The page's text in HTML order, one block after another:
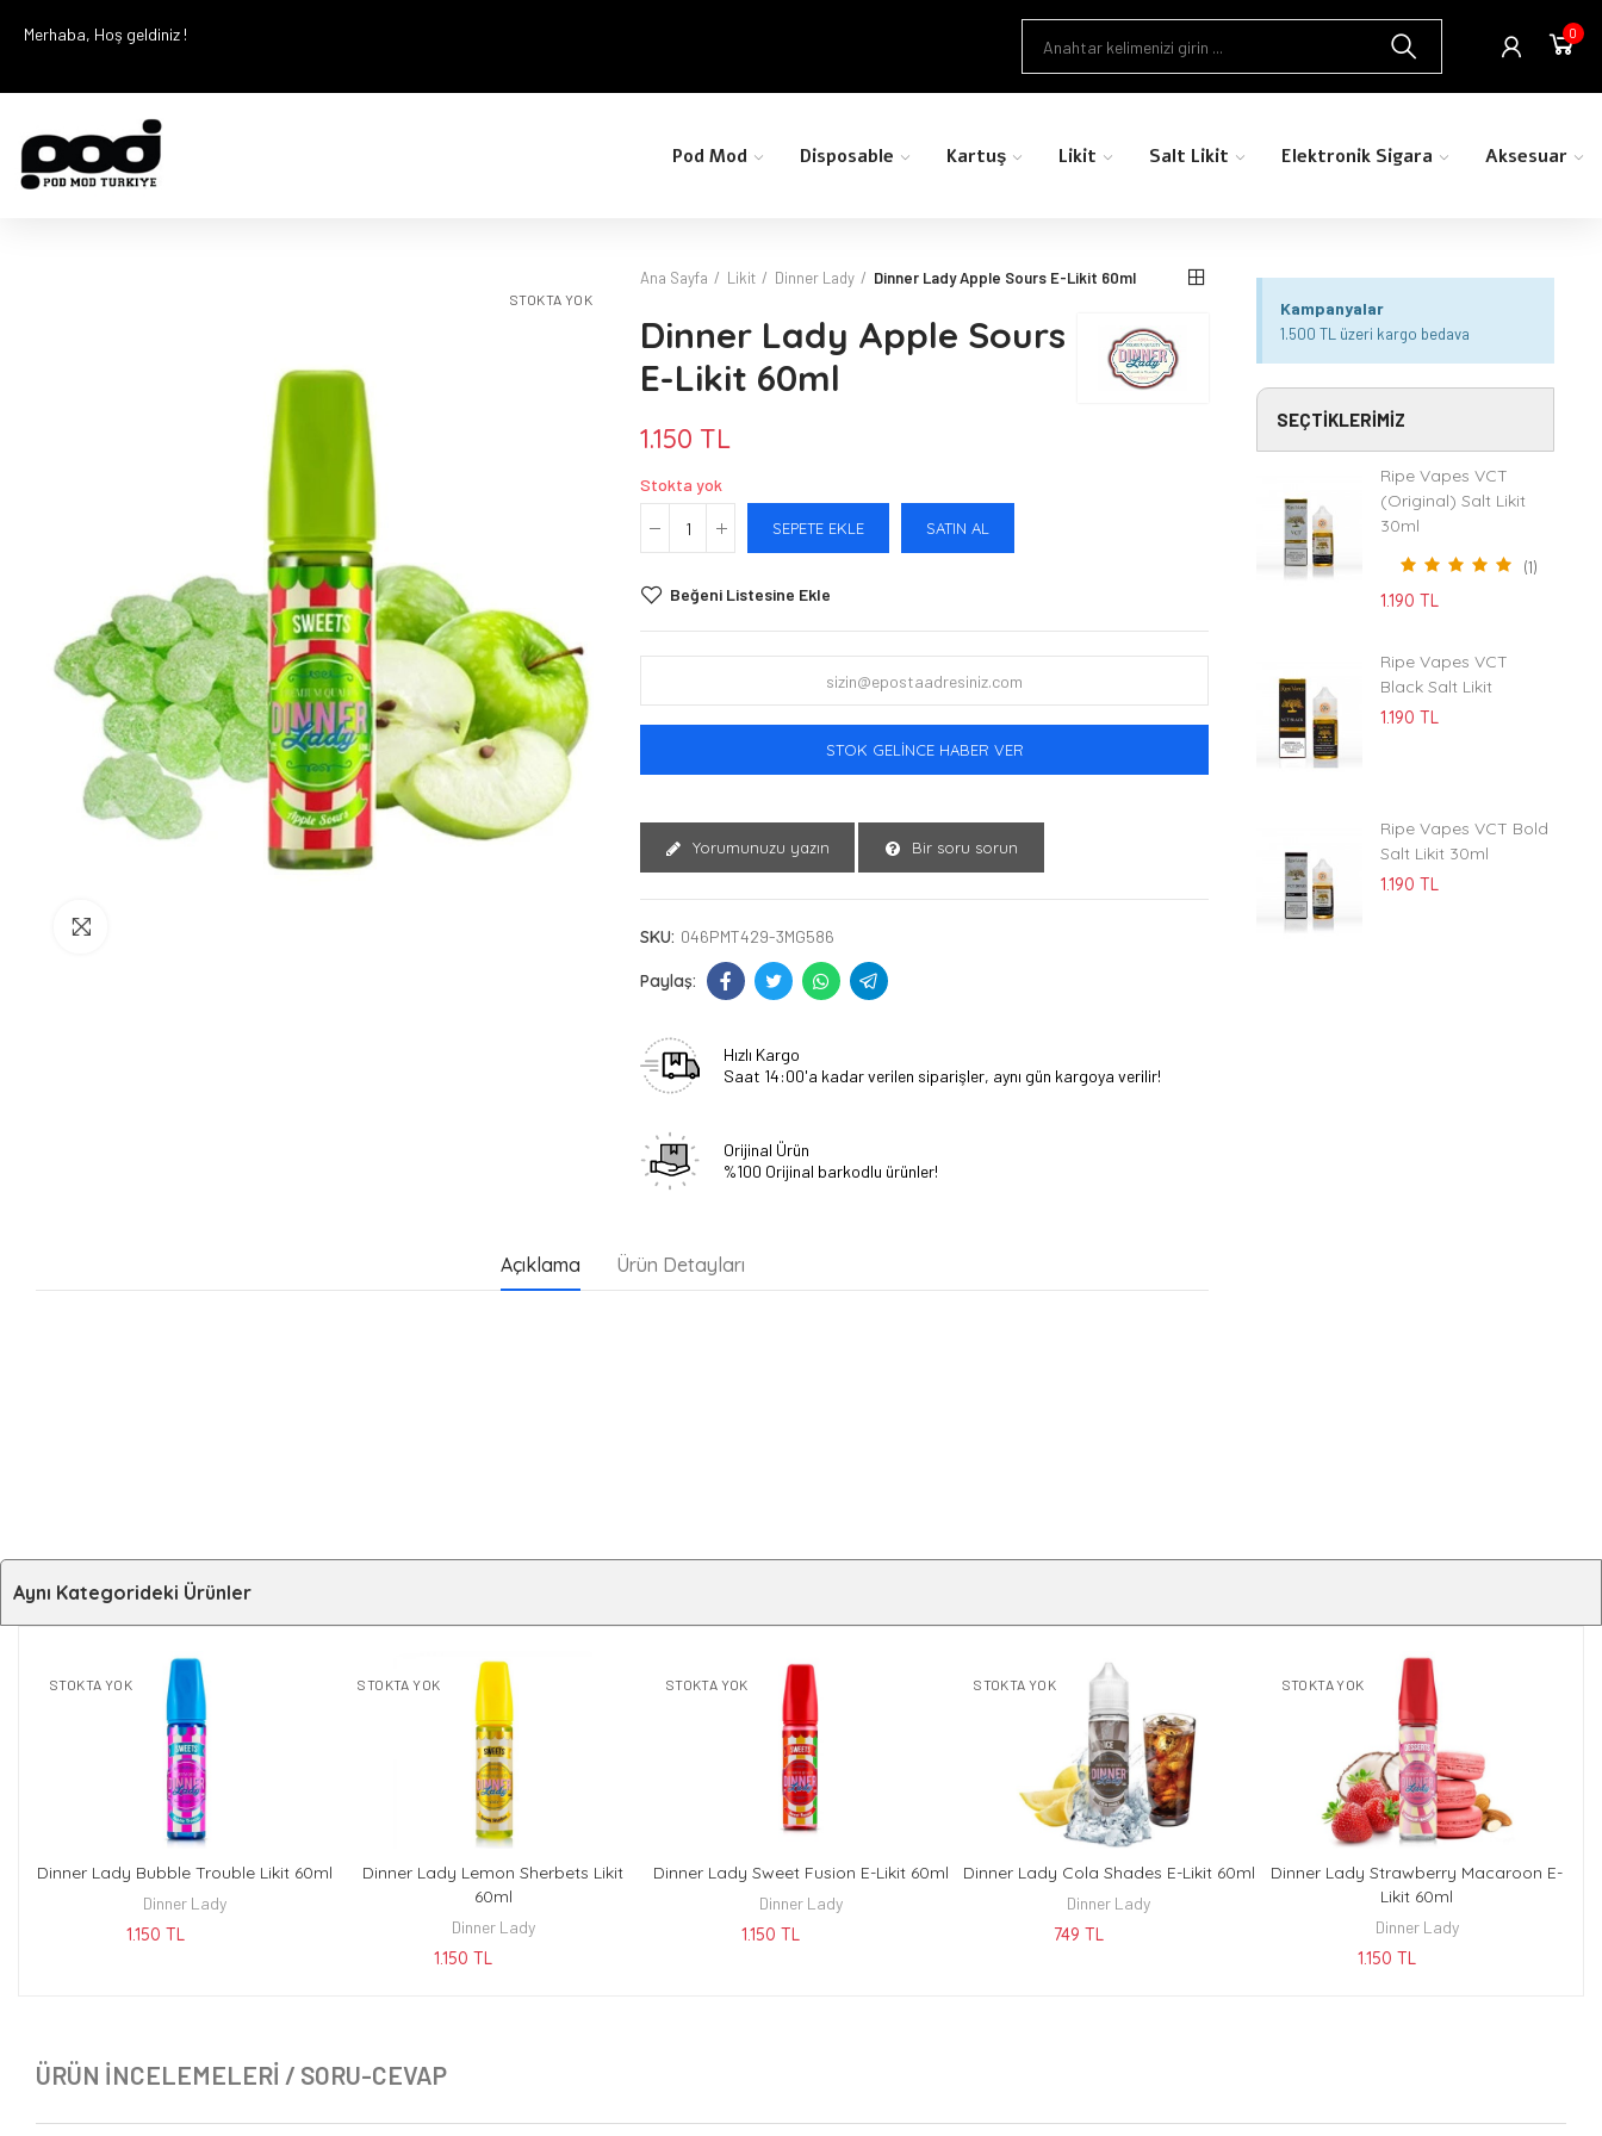
Merhaba, Hoş geldiniz ! 0
Pod Mod Disposable Kartuş Likit Salt Likit Elektronik Sigara Aksesuar
STOKTA YOK
Ana Sayfa Likit Dinner Lady Dinner Lady Apple Sours E-Likit 60ml
Dinner Lady Apple Sours
E-Likit 60ml
1.150 TL
Stokta yok
SEPETE EKLE SATIN AL
Beğeni Listesine Ekle
STOK GELINCE HABER VER
Yorumunuzu yazın Bir soru sorun
SKU: 046PMT429-3MG586
Hızlı Kargo
Saat 14:00'a kadar verilen siparişler, aynı gün kargoya verilir!
Orijinal Ürün
%100 Orijinal barkodlu ürünler!
Açıklama Ürün Detayları
Kampanyalar
1.500 TL üzeri kargo bedava
SEÇTIKLERIMIZ
Ripe Vapes VCT
(Original) Salt Likit
30ml
(1)
1.190 TL
Ripe Vapes VCT
Black Salt Likit
1.190 TL
Ripe Vapes VCT Bold
Salt Likit 30ml
1.190 TL
Aynı Kategorideki Ürünler
STOKTA YOK
KEŞFET
Dinner Lady Bubble Trouble Likit 60ml
Dinner Lady
1.150 TL
STOKTA YOK
KEŞFET
Dinner Lady Lemon Sherbets Likit
60ml
Dinner Lady
1.150 TL
STOKTA YOK
KEŞFET
Dinner Lady Sweet Fusion E-Likit 60ml
Dinner Lady
1.150 TL
STOKTA YOK
KEŞFET
Dinner Lady Cola Shades E-Likit 60ml
Dinner Lady
749 TL
STOKTA YOK
KEŞFET
Dinner Lady Strawberry Macaroon E-
Likit 60ml
Dinner Lady
1.150 TL
ÜRÜN İNCELEMELERI / SORU-CEVAP